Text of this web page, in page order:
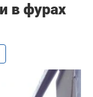
в фурах